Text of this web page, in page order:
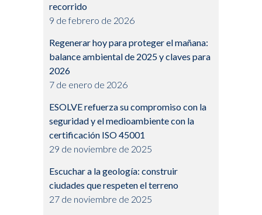
recorrido
9 de febrero de 2026
Regenerar hoy para proteger el mañana:
balance ambiental de 2025 y claves para
2026
7 de enero de 2026
ESOLVE refuerza su compromiso con la
seguridad y el medioambiente con la
certificación ISO 45001
29 de noviembre de 2025
Escuchar a la geología: construir
ciudades que respeten el terreno
27 de noviembre de 2025